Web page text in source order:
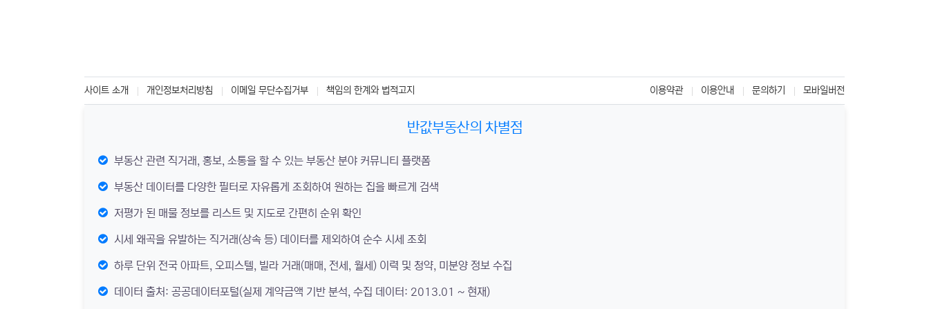
사이트 소개 개인정보처리방침 이메일 무단수집거부 책임의 한계와 법적고지 이용약관 이용안내 문의하기 모바일버전
반값부동산의 차별점
부동산 관련 직거래, 홍보, 소통을 할 수 있는 부동산 분야 커뮤니티 플랫폼
부동산 데이터를 다양한 필터로 자유롭게 조회하여 원하는 집을 빠르게 검색
저평가 된 매물 정보를 리스트 및 지도로 간편히 순위 확인
시세 왜곡을 유발하는 직거래(상속 등) 데이터를 제외하여 순수 시세 조회
하루 단위 전국 아파트, 오피스텔, 빌라 거래(매매, 전세, 월세) 이력 및 청약, 미분양 정보 수집
데이터 출처: 공공데이터포털(실제 계약금액 기반 분석, 수집 데이터: 2013.01 ~ 현재)